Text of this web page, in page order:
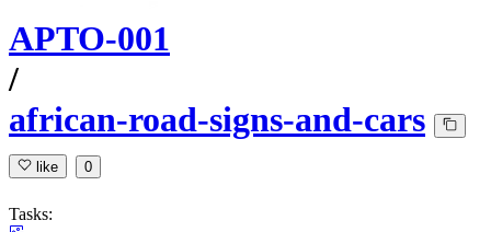
APTO-001
/
african-road-signs-and-cars
like 0
Tasks: